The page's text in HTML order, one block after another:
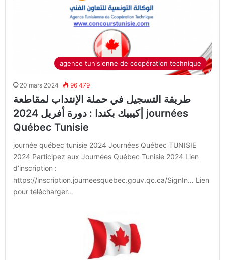
agence tunisienne de coopération technique
20 mars 2024 96 479
طريقة التسجيل في حملة الإنتداب لمقاطعة
كيبيك بكندا : دورة أفريل 2024| journées
Québec Tunisie
journée québec tunisie 2024 Journées Québec TUNISIE
2024 Participez aux Journées Québec Tunisie 2024 Lien
d’inscription :
https://inscription.journeesquebec.gouv.qc.ca/SignIn… Lien
pour télécharger…